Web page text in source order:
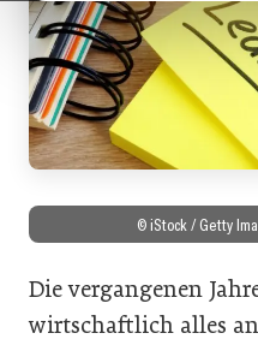
© iStock / Getty
Die vergangenen
wirtschaftlich alles